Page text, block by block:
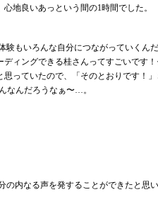
地良いあっという間の1時間でした。
もいろんな自分につながっていくん
ィングできる桂さんってすごいです
っていたので、「そのとおりです！
なんだろうなぁ〜…。
内なる声を発することができたと思い